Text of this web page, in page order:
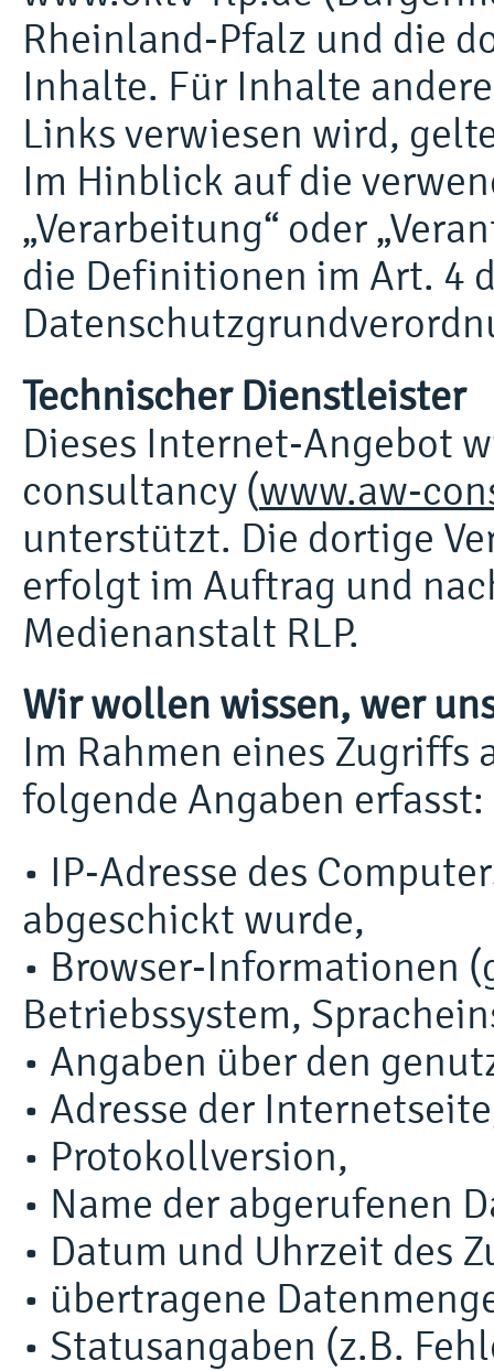
Rheinland-Pfalz und die
Inhalte. Für Inhalte
Links verwiesen wird,
Im Hinblick auf die
„Verarbeitung“ oder
die Definitionen im Art. 4
Technischer Dienstleister
Dieses Internet-Angebot
consultancy (www.aw-
unterstützt. Die dortige
erfolgt im Auftrag und
Medienanstalt RLP.
Wir wollen wissen, wer
Im Rahmen eines Zugriffs
folgende Angaben erfasst:
• IP-Adresse des
abgeschickt wurde,
• Browser-Informationen
Betriebssystem,
• Angaben über den
• Adresse der
• Protokollversion,
• Name der abgerufenen
• Datum und Uhrzeit des
• übertragene
• Statusangaben (z.B.